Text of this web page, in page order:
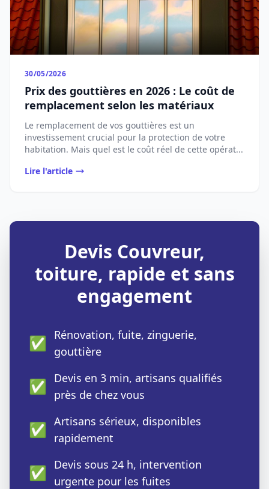
30/05/2026
Prix des gouttières en 2026 : Le coût de
remplacement selon les matériaux
Le remplacement de vos gouttières est un
investissement crucial pour la protection de votre
habitation. Mais quel est le coût réel de cette opérat...
Lire l'article
Devis Couvreur,
toiture, rapide et sans
engagement
✅ Rénovation, fuite, zinguerie,
gouttière
✅ Devis en 3 min, artisans qualifiés
près de chez vous
✅ Artisans sérieux, disponibles
rapidement
✅ Devis sous 24 h, intervention
urgente pour les fuites